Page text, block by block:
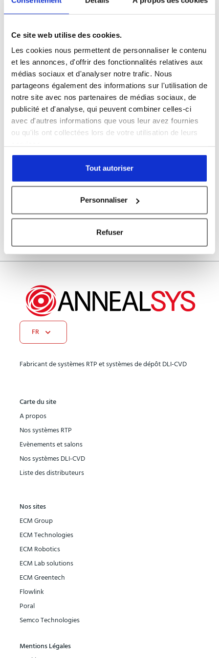
Ce site web utilise des cookies.
Les cookies nous permettent de personnaliser le contenu
et les annonces, d'offrir des fonctionnalités relatives aux
médias sociaux et d'analyser notre trafic. Nous
partageons également des informations sur l'utilisation de
notre site avec nos partenaires de médias sociaux, de
publicité et d'analyse, qui peuvent combiner celles-ci
avec d'autres informations que vous leur avez fournies
ou qu'ils ont collectées lors de votre utilisation de leurs
Tout autoriser
Personnaliser
Refuser
température assurent une meilleure uniformité de la
température. Le système n’est pas compatible avec
turbopompe est obligatoire.
Les mesures de température par pyromètre et
thermocouple sont des caractéristiques standard. Le
régulateur de température numérique rapide PID
assure une répétabilité élevée et stable de la
température (± 1°C). Le système assure un contrôle
thermique précis et répétable sur toute la plage de
température.
La conception de la chambre de traitement facilite le
chargement et le déchargement des substrats et
l’installation des thermocouples.
FR
Fabricant de systèmes RTP et systèmes de dépôt DLI-CVD
Carte du site
A propos
Nos systèmes RTP
Evènements et salons
Nos systèmes DLI-CVD
Liste des distributeurs
Nos sites
ECM Group
ECM Technologies
ECM Robotics
ECM Lab solutions
ECM Greentech
Flowlink
Poral
Semco Technologies
Mentions Légales